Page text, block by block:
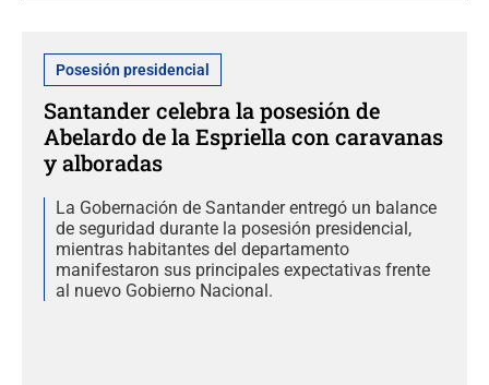
Posesión presidencial
Santander celebra la posesión de
Abelardo de la Espriella con caravanas
y alboradas
La Gobernación de Santander entregó un balance
de seguridad durante la posesión presidencial,
mientras habitantes del departamento
manifestaron sus principales expectativas frente
al nuevo Gobierno Nacional.